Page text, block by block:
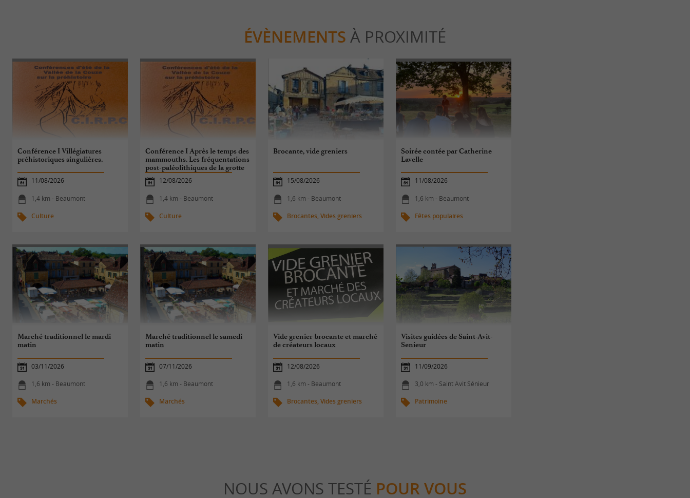
ÉVÈNEMENTS À PROXIMITÉ
Conférence I Villégiatures
préhistoriques singulières.
11/08/2026
1,4 km - Beaumont
Culture
Conférence I Après le temps des
mammouths. Les fréquentations
post-paléolithiques de la grotte
de Rouffignac.
12/08/2026
1,4 km - Beaumont
Culture
Brocante, vide greniers
15/08/2026
1,6 km - Beaumont
Brocantes, Vides greniers
Soirée contée par Catherine
Lavelle
11/08/2026
1,6 km - Beaumont
Fêtes populaires
Marché traditionnel le mardi
matin
03/11/2026
1,6 km - Beaumont
Marchés
Marché traditionnel le samedi
matin
07/11/2026
1,6 km - Beaumont
Marchés
Vide grenier brocante et marché
de créateurs locaux
12/08/2026
1,6 km - Beaumont
Brocantes, Vides greniers
Visites guidées de Saint-Avit-
Senieur
11/09/2026
3,0 km - Saint Avit Sénieur
Patrimoine
NOUS AVONS TESTÉ POUR VOUS